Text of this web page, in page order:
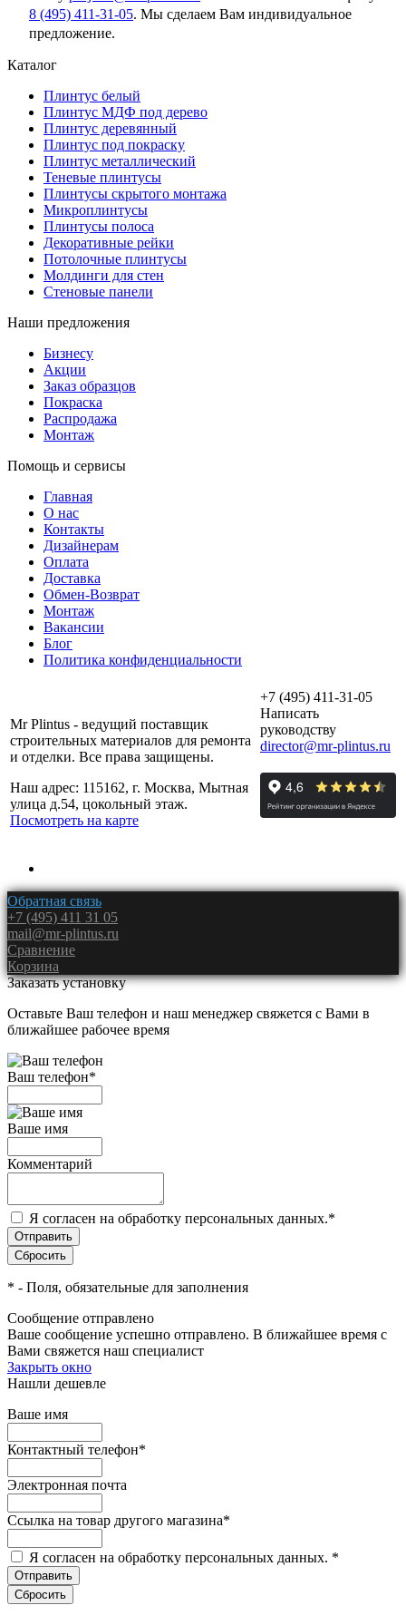
8 (495) 411-31-05. Мы сделаем Вам индивидуальное
предложение.
Каталог
Плинтус белый
Плинтус МДФ под дерево
Плинтус деревянный
Плинтус под покраску
Плинтус металлический
Теневые плинтусы
Плинтусы скрытого монтажа
Микроплинтусы
Плинтусы полоса
Декоративные рейки
Потолочные плинтусы
Молдинги для стен
Стеновые панели
Наши предложения
Бизнесу
Акции
Заказ образцов
Покраска
Распродажа
Монтаж
Помощь и сервисы
Главная
О нас
Контакты
Дизайнерам
Оплата
Доставка
Обмен-Возврат
Монтаж
Вакансии
Блог
Политика конфиденциальности
Mr Plintus - ведущий поставщик
строительных материалов для ремонта
и отделки. Все права защищены.
Наш адрес: 115162, г. Москва, Мытная
улица д.54, цокольный этаж.
Посмотреть на карте
+7 (495) 411-31-05
Написать
руководству
director@mr-plintus.ru
Обратная связь
+7 (495) 411 31 05
mail@mr-plintus.ru
Сравнение
Корзина
Заказать установку
Оставьте Ваш телефон и наш менеджер свяжется с Вами в
ближайшее рабочее время
Ваш телефон*
Ваше имя
Комментарий
Я согласен на обработку персональных данных.*
* - Поля, обязательные для заполнения
Сообщение отправлено
Ваше сообщение успешно отправлено. В ближайшее время с
Вами свяжется наш специалист
Закрыть окно
Нашли дешевле
Ваше имя
Контактный телефон*
Электронная почта
Ссылка на товар другого магазина*
Я согласен на обработку персональных данных. *